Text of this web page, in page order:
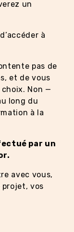
un
à
pas de
et de vous
choix. Non —
long du
à la
par un
avec vous,
vos